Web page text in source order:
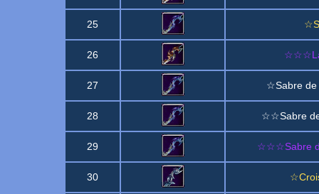
25
26
27 ☆Sabre de
28 ☆☆Sabre
29 ☆☆☆Sabre
30